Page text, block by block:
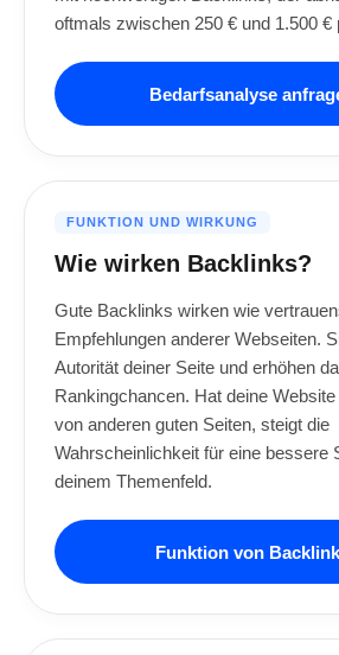
oftmals zwischen 250 € und 1.500 €
Bedarfsanalyse
FUNKTION UND WIRKUNG
Wie wirken Backlinks?
Gute Backlinks wirken wie
Empfehlungen anderer Webseiten.
Autorität deiner Seite und erhöhen
Rankingchancen. Hat deine
von anderen guten Seiten, steigt die
Wahrscheinlichkeit für eine bessere
deinem Themenfeld.
Funktion von